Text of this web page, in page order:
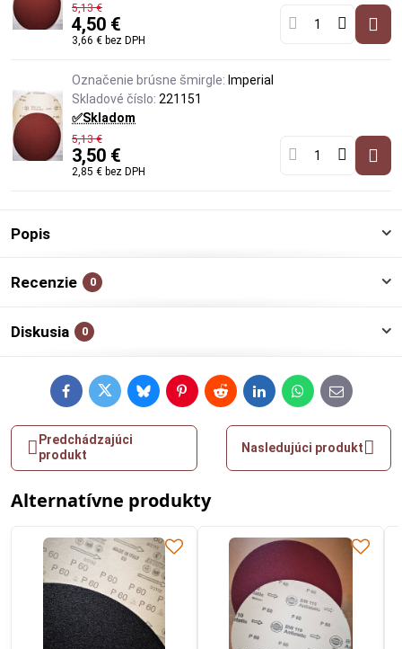
5,13 €
4,50 €
3,66 € bez DPH
Označenie brúsne šmirgle: Imperial
Skladové číslo: 221151
✅Skladom
5,13 €
3,50 €
2,85 € bez DPH
Popis
Recenzie 0
Diskusia 0
FacebookTwitterBlueskyPinterestRedditLinkedInWhatsApp
E-
mail
Predchádzajúci
produkt
Nasledujúci produkt
Alternatívne produkty